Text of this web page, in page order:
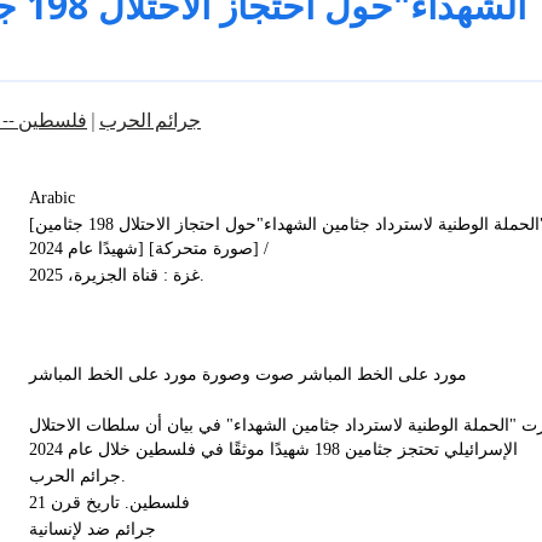
جرائم الحرب | فلسطين --
Arabic
[بيان "الحملة الوطنية لاسترداد جثامين الشهداء"حول احتجاز الاحتلال 198 جثامين
شهيدًا عام 2024] [صورة متحركة] /
غزة : قناة الجزيرة، 2025.
مورد على الخط المباشر صوت وصورة مورد على الخط المباشر
"الحملة الوطنية لاسترداد جثامين الشهداء" في بيان أن سلطات الاحتلال
الإسرائيلي تحتجز جثامين 198 شهيدًا موثقًا في فلسطين خلال عام 2024
جرائم الحرب.
فلسطين. تاريخ قرن 21
جرائم ضد لإنسانية